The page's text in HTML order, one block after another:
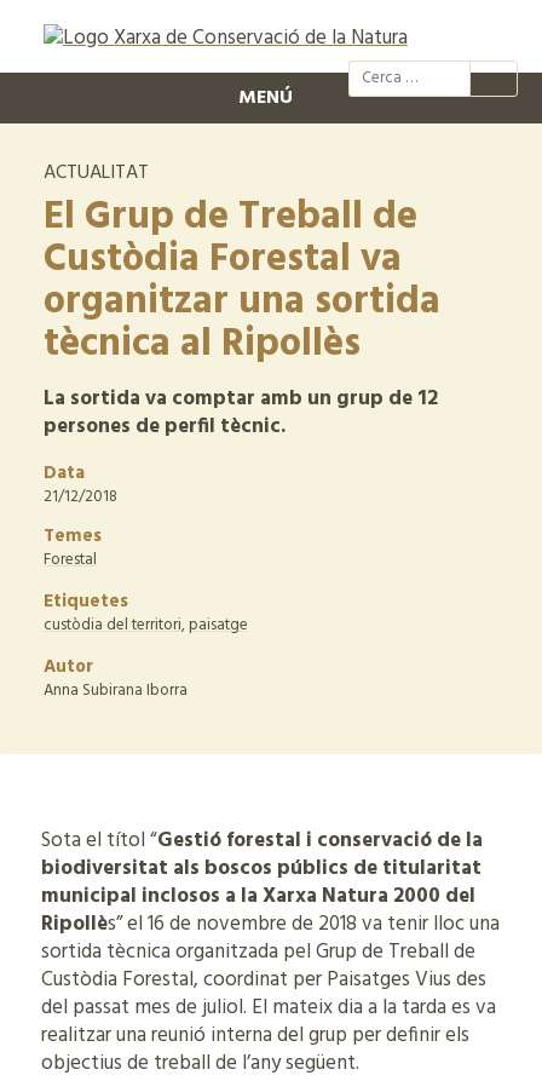
@xcn.cat
MENÚ
ACTUALITAT
El Grup de Treball de
Custòdia Forestal va
organitzar una sortida
tècnica al Ripollès
La sortida va comptar amb un grup de 12
persones de perfil tècnic.
Data
21/12/2018
Temes
Forestal
Etiquetes
custòdia del territori,paisatge
Autor
Anna Subirana Iborra
Sota el títol “Gestió forestal i conservació de la
biodiversitat als boscos públics de titularitat
municipal inclosos a la Xarxa Natura 2000 del
Ripollès” el 16 de novembre de 2018 va tenir lloc una
sortida tècnica organitzada pel Grup de Treball de
Custòdia Forestal, coordinat per Paisatges Vius des
del passat mes de juliol. El mateix dia a la tarda es va
realitzar una reunió interna del grup per definir els
objectius de treball de l’any següent.